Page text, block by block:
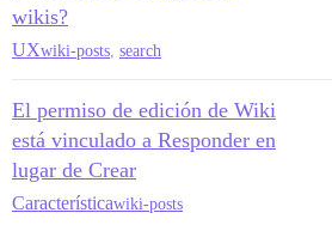
wikis?
UXwiki-posts search
El permiso de edición de Wiki
está vinculado a Responder en
lugar de Crear
Característicawiki-posts